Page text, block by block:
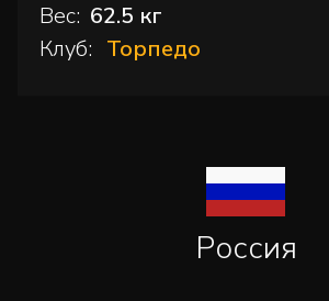
Вес: 62.5 кг
Клуб: Торпедо
Россия